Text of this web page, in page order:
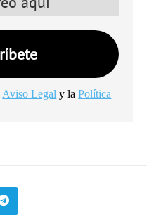
Aviso Legal y laPolítica